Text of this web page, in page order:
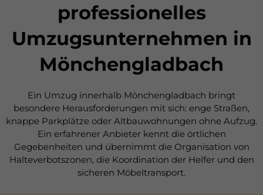
professionelles
Umzugsunternehmen in
Mönchengladbach
Ein Umzug innerhalb Mönchengladbach bringt
besondere Herausforderungen mit sich: enge Straßen,
knappe Parkplätze oder Altbauwohnungen ohne Aufzug.
Ein erfahrener Anbieter kennt die örtlichen
Gegebenheiten und übernimmt die Organisation von
Halteverbotszonen, die Koordination der Helfer und den
sicheren Möbeltransport.